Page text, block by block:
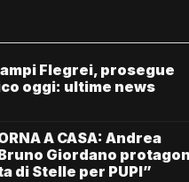
Flegrei, prosegue
oggi: ultime news
A CASA: Andrea
Giordano
di Stelle per PUPI”